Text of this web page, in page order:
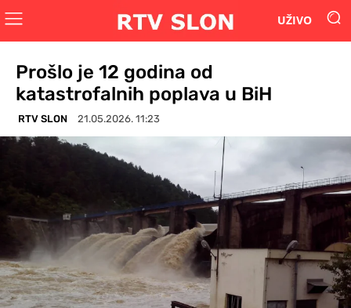
UŽIVO
Prošlo je 12 godina od
katastrofalnih poplava u BiH
RTV SLON 21.05.2026. 11:23